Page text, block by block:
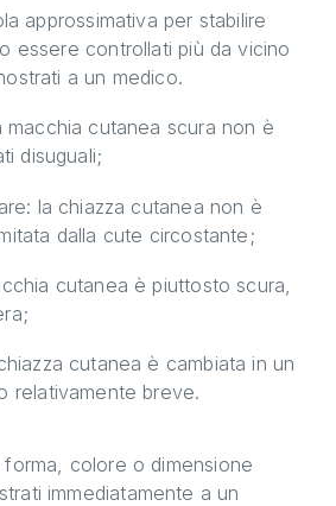
approssimativa per stabilire
essere controllati più da vicino
a un medico.
macchia cutanea scura non è
disuguali;
la chiazza cutanea non è
dalla cute circostante;
cutanea è piuttosto scura,
cutanea è cambiata in un
relativamente breve.
colore o dimensione
immediatamente a un